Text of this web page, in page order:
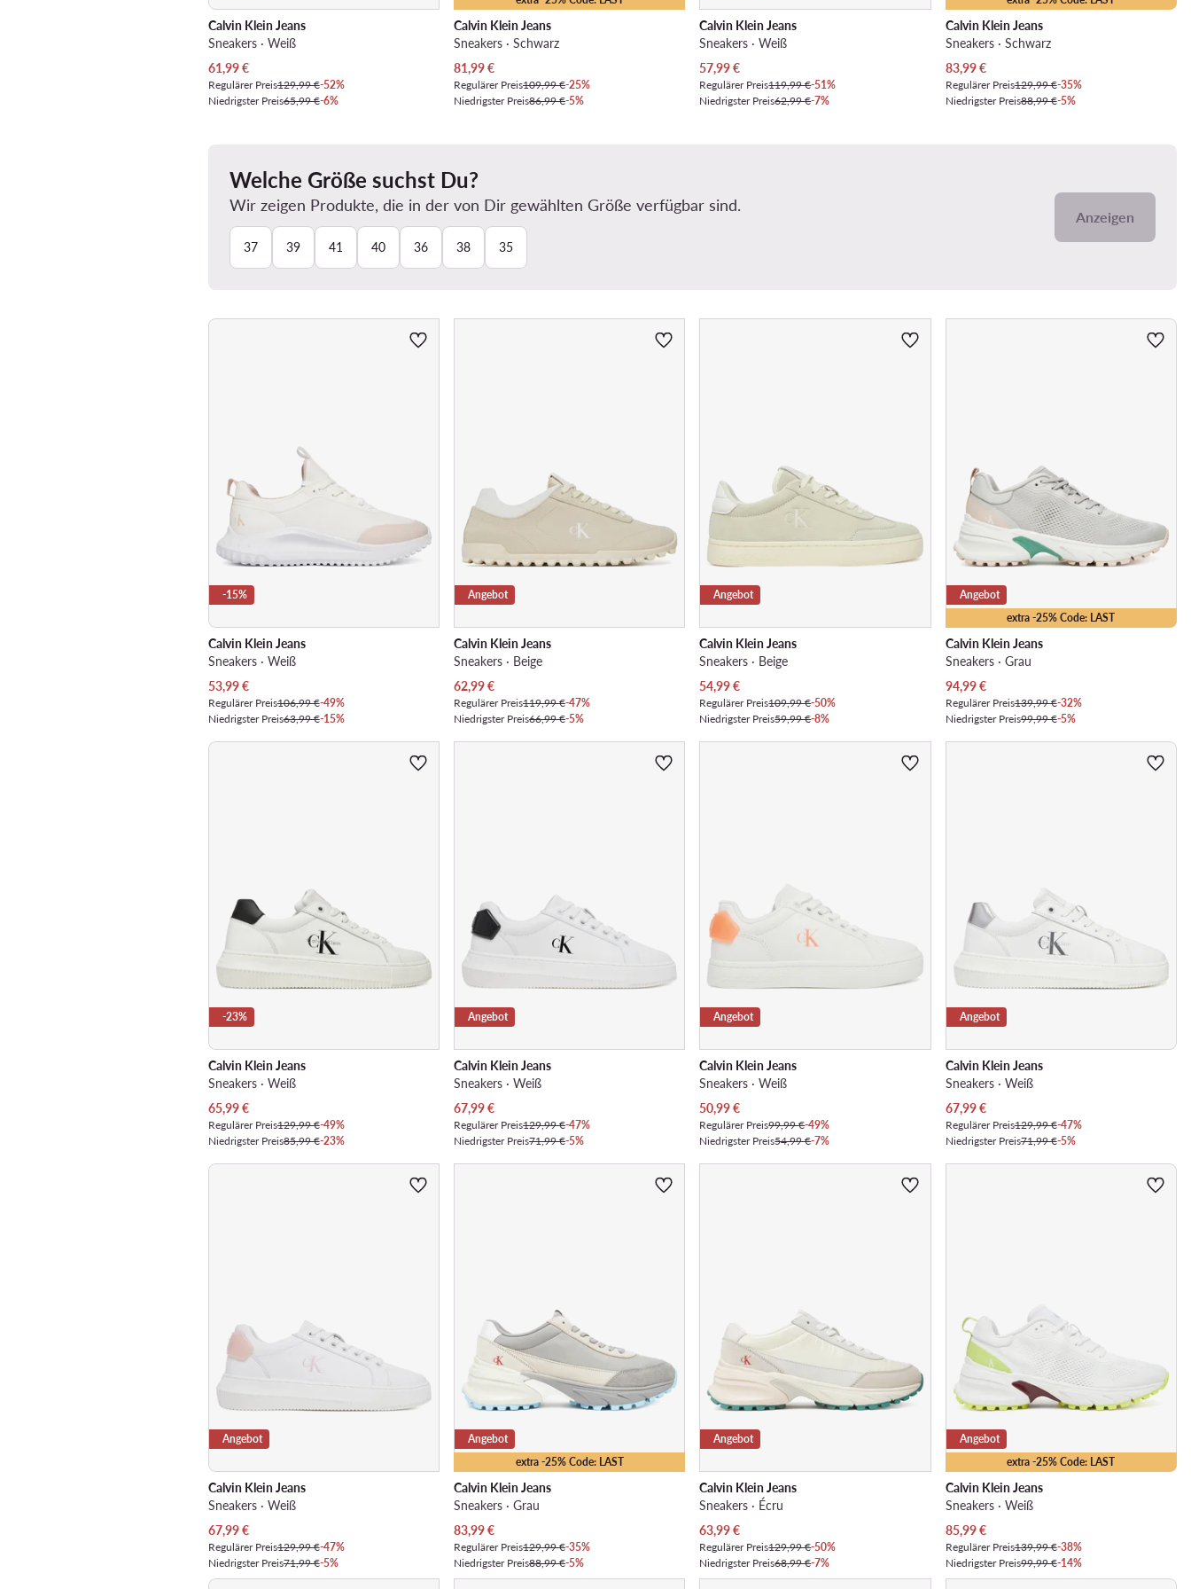
Calvin Klein Jeans
Sneakers · Weiß
Aktueller Preis
61,99€
Regulärer Preis129,99 €-52%
Niedrigster Preis65,99 €-6%
Calvin Klein Jeans
Sneakers · Schwarz
Aktueller Preis
81,99€
Regulärer Preis109,99 €-25%
Niedrigster Preis86,99 €-5%
Calvin Klein Jeans
Sneakers · Weiß
Aktueller Preis
57,99€
Regulärer Preis119,99 €-51%
Niedrigster Preis62,99 €-7%
Calvin Klein Jeans
Sneakers · Schwarz
Aktueller Preis
83,99€
Regulärer Preis129,99 €-35%
Niedrigster Preis88,99 €-5%
Welche Größe suchst Du?
Wir zeigen Produkte, die in der von Dir gewählten Größe verfügbar sind.
37 39 41 40 36 38 35
Anzeigen
-15%
Calvin Klein Jeans
Sneakers · Weiß
Aktueller Preis
53,99€
Regulärer Preis106,99 €-49%
Niedrigster Preis63,99 €-15%
Angebot
Calvin Klein Jeans
Sneakers · Beige
Aktueller Preis
62,99€
Regulärer Preis119,99 €-47%
Niedrigster Preis66,99 €-5%
Angebot
Calvin Klein Jeans
Sneakers · Beige
Aktueller Preis
54,99€
Regulärer Preis109,99 €-50%
Niedrigster Preis59,99 €-8%
extra -25% Code: LAST
Angebot
Calvin Klein Jeans
Sneakers · Grau
Aktueller Preis
94,99€
Regulärer Preis139,99 €-32%
Niedrigster Preis99,99 €-5%
-23%
Calvin Klein Jeans
Sneakers · Weiß
Aktueller Preis
65,99€
Regulärer Preis129,99 €-49%
Niedrigster Preis85,99 €-23%
Angebot
Calvin Klein Jeans
Sneakers · Weiß
Aktueller Preis
67,99€
Regulärer Preis129,99 €-47%
Niedrigster Preis71,99 €-5%
Angebot
Calvin Klein Jeans
Sneakers · Weiß
Aktueller Preis
50,99€
Regulärer Preis99,99 €-49%
Niedrigster Preis54,99 €-7%
Angebot
Calvin Klein Jeans
Sneakers · Weiß
Aktueller Preis
67,99€
Regulärer Preis129,99 €-47%
Niedrigster Preis71,99 €-5%
Angebot
Calvin Klein Jeans
Sneakers · Weiß
Aktueller Preis
67,99€
Regulärer Preis129,99 €-47%
Niedrigster Preis71,99 €-5%
extra -25% Code: LAST
Angebot
Calvin Klein Jeans
Sneakers · Grau
Aktueller Preis
83,99€
Regulärer Preis129,99 €-35%
Niedrigster Preis88,99 €-5%
Angebot
Calvin Klein Jeans
Sneakers · Écru
Aktueller Preis
63,99€
Regulärer Preis129,99 €-50%
Niedrigster Preis68,99 €-7%
extra -25% Code: LAST
Angebot
Calvin Klein Jeans
Sneakers · Weiß
Aktueller Preis
85,99€
Regulärer Preis139,99 €-38%
Niedrigster Preis99,99 €-14%